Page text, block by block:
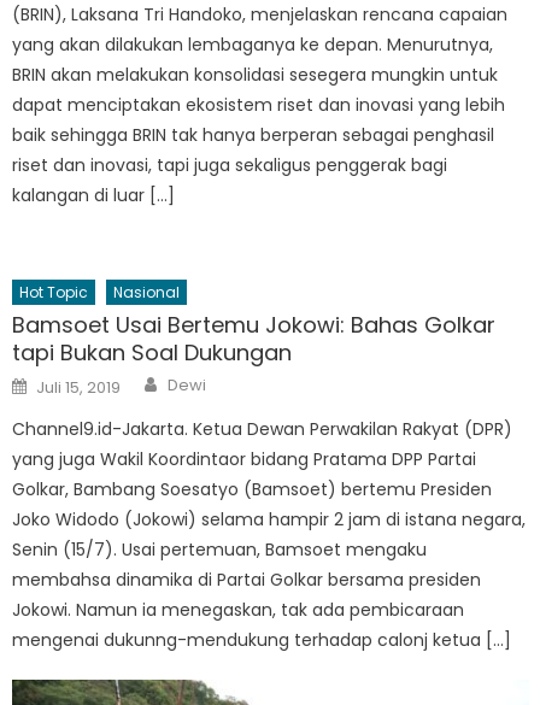
(BRIN), Laksana Tri Handoko, menjelaskan rencana capaian
yang akan dilakukan lembaganya ke depan. Menurutnya,
BRIN akan melakukan konsolidasi sesegera mungkin untuk
dapat menciptakan ekosistem riset dan inovasi yang lebih
baik sehingga BRIN tak hanya berperan sebagai penghasil
riset dan inovasi, tapi juga sekaligus penggerak bagi
kalangan di luar […]
Hot Topic Nasional
Bamsoet Usai Bertemu Jokowi: Bahas Golkar
tapi Bukan Soal Dukungan
Posted
on
Juli 15, 2019 Author
Dewi
Channel9.id-Jakarta. Ketua Dewan Perwakilan Rakyat (DPR)
yang juga Wakil Koordintaor bidang Pratama DPP Partai
Golkar, Bambang Soesatyo (Bamsoet) bertemu Presiden
Joko Widodo (Jokowi) selama hampir 2 jam di istana negara,
Senin (15/7). Usai pertemuan, Bamsoet mengaku
membahsa dinamika di Partai Golkar bersama presiden
Jokowi. Namun ia menegaskan, tak ada pembicaraan
mengenai dukunng-mendukung terhadap calonj ketua […]